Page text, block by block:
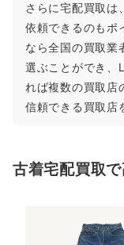
さらに宅配買取は
依頼できるのもポ
なら全国の買取業
選ぶことができ、
れば複数の買取店
信頼できる買取店
古着宅配買取